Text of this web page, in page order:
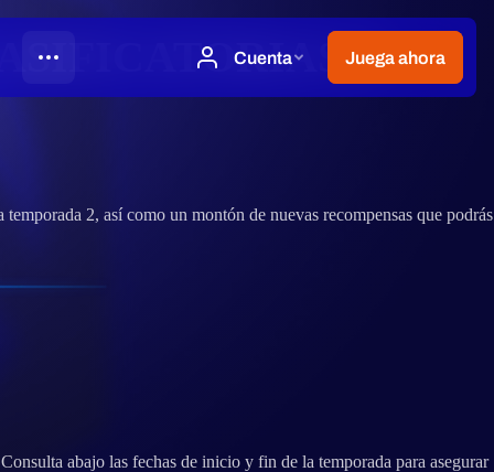
Y
2, así como un montón de nuevas recompensas que podrás
abajo las fechas de inicio y fin de la temporada para asegurar